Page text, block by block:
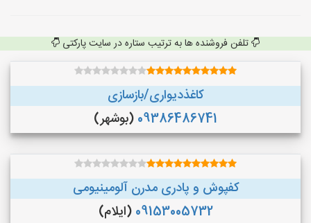
تلفن فروشنده ها به ترتیب ستاره در سایت پارکتی
کاغذدیواری/بازسازی
09386486741 (بوشهر)
کفپوش و پادری مدرن آلومینیومی
09153005732 (ایلام)